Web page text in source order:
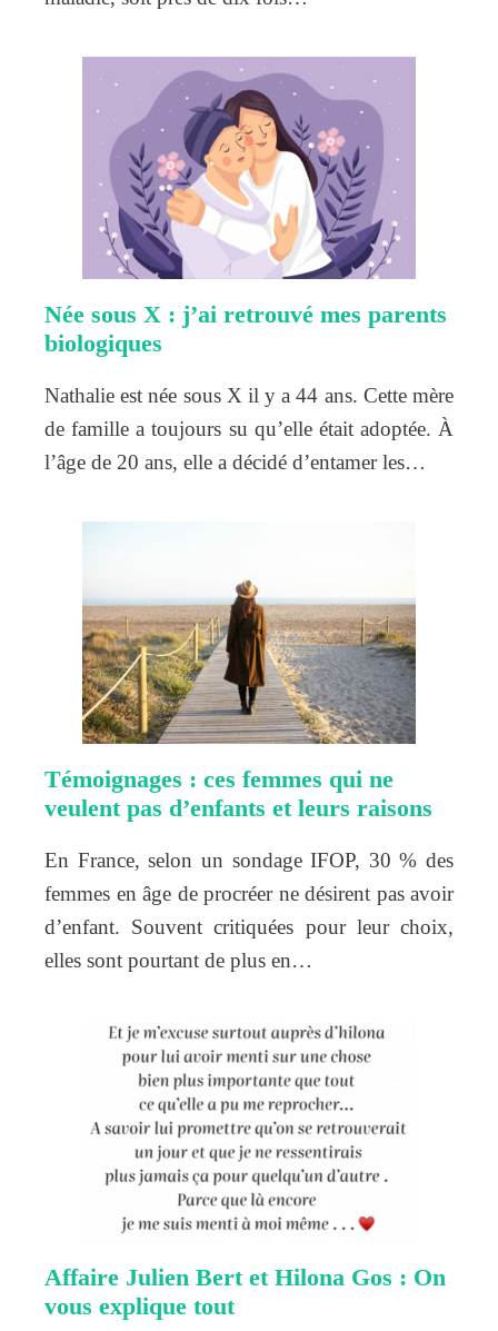
Née sous X : j’ai retrouvé mes parents
biologiques
Nathalie est née sous X il y a 44 ans. Cette mère
de famille a toujours su qu’elle était adoptée. À
l’âge de 20 ans, elle a décidé d’entamer les…
Témoignages : ces femmes qui ne
veulent pas d’enfants et leurs raisons
En France, selon un sondage IFOP, 30 % des
femmes en âge de procréer ne désirent pas avoir
d’enfant. Souvent critiquées pour leur choix,
elles sont pourtant de plus en…
Affaire Julien Bert et Hilona Gos : On
vous explique tout